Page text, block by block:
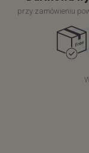
przy zamówieniu